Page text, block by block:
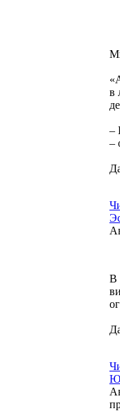
в
–
–
В